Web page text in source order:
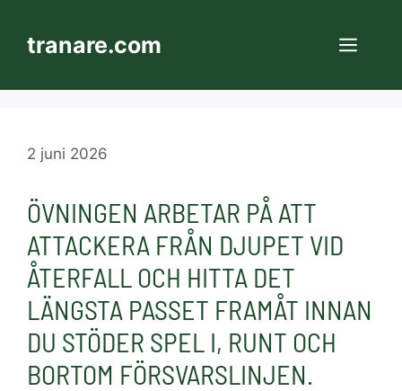
innehålltranare.com
2 juni 2026
ÖVNINGEN ARBETAR PÅ ATT
ATTACKERA FRÅN DJUPET VID
ÅTERFALL OCH HITTA DET
LÄNGSTA PASSET FRAMÅT INNAN
DU STÖDER SPEL I, RUNT OCH
BORTOM FÖRSVARSLINJEN.